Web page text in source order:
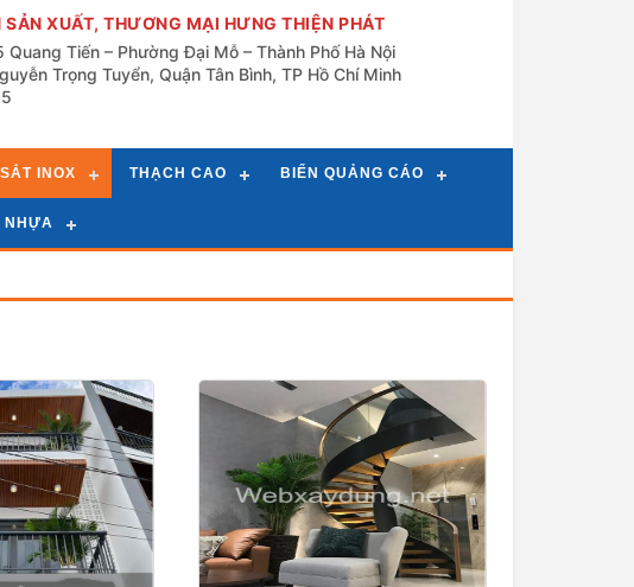
XUẤT, THƯƠNG MẠI HƯNG THIỆN PHÁT
Quang Tiến – Phường Đại Mỗ – Thành Phố Hà Nội
Trọng Tuyển, Quận Tân Bình, TP Hồ Chí Minh
INOX THẠCH CAO BIỂN QUẢNG CÁO
NHỰA